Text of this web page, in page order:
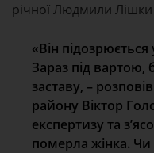
річної Людмили Лішки
«Він
Зараз під вартою,
заставу, –
району Віктор
експертизу та
померла жінка. Чи